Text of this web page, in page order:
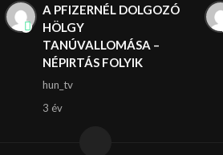
A PFIZERNÉL DOLGOZÓ
HÖLGY
TANÚVALLOMÁSA –
NÉPIRTÁS FOLYIK
hun_tv
3 év